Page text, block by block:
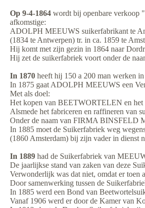
Op 9-4-1864 wordt bij openbare verkoop
afkomstige:
ADOLPH MEEUWS suikerfabrikant te
(1834 te Antwerpen) tr. in ca. 1859 te
Hij komt met zijn gezin in 1864 naar
Hij zet de suikerfabriek voort onder de
In 1870 heeft hij 150 a 200 man werken
In 1875 gaat ADOLPH MEEUWS een
Met als doel:
Het kopen van BEETWORTELEN en het
Alsmede het fabriceren en raffineren van
Onder de naam van FIRMA BINSFELD
In 1885 moet de Suikerfabriek weg
(1860 Amsterdam) bij zijn vader in dienst
In 1889 had de Suikerfabriek van
De jaarlijkse stand van zaken van deze
Verwonderlijk was dat niet, omdat er toen
Door samenwerking tussen de
In 1885 werd een Bond van
Vanaf 1906 werd er door de Kamer van